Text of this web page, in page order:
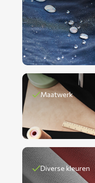
Maatwerk
Diverse kleuren